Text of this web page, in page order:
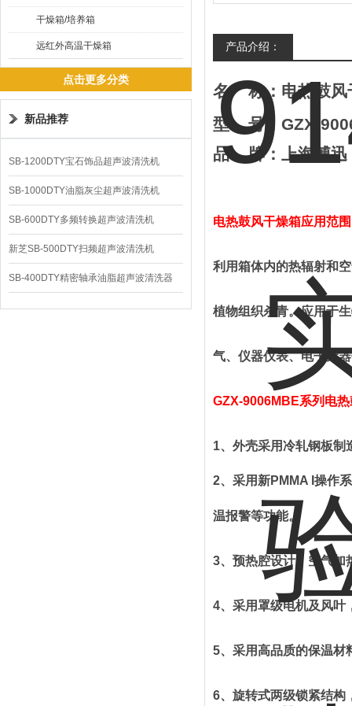
干燥箱/培养箱
远红外高温干燥箱
点击更多分类
新品推荐
SB-1200DTY宝石饰品超声波清洗机
SB-1000DTY油脂灰尘超声波清洗机
SB-600DTY多频转换超声波清洗机
新芝SB-500DTY扫频超声波清洗机
SB-400DTY精密轴承油脂超声波清洗器
产品介绍：
名
称：电热鼓风
型
号： GZX-90
品 牌： 上海 博迅
电热鼓风干燥箱应用范
利用箱体内的热辐射和
植物组织杀青。应用于
气、仪器仪表、电子元
GZX-9006MBE系列 电
1、 外壳采用冷轧钢板制
2、 采用新PMMA I 操作
温报警等功能。
3、 预热腔设计，空气加
4、 采用罩级电机及风叶
5、 采用高品质的保温材
6、 旋转式两级锁紧结构